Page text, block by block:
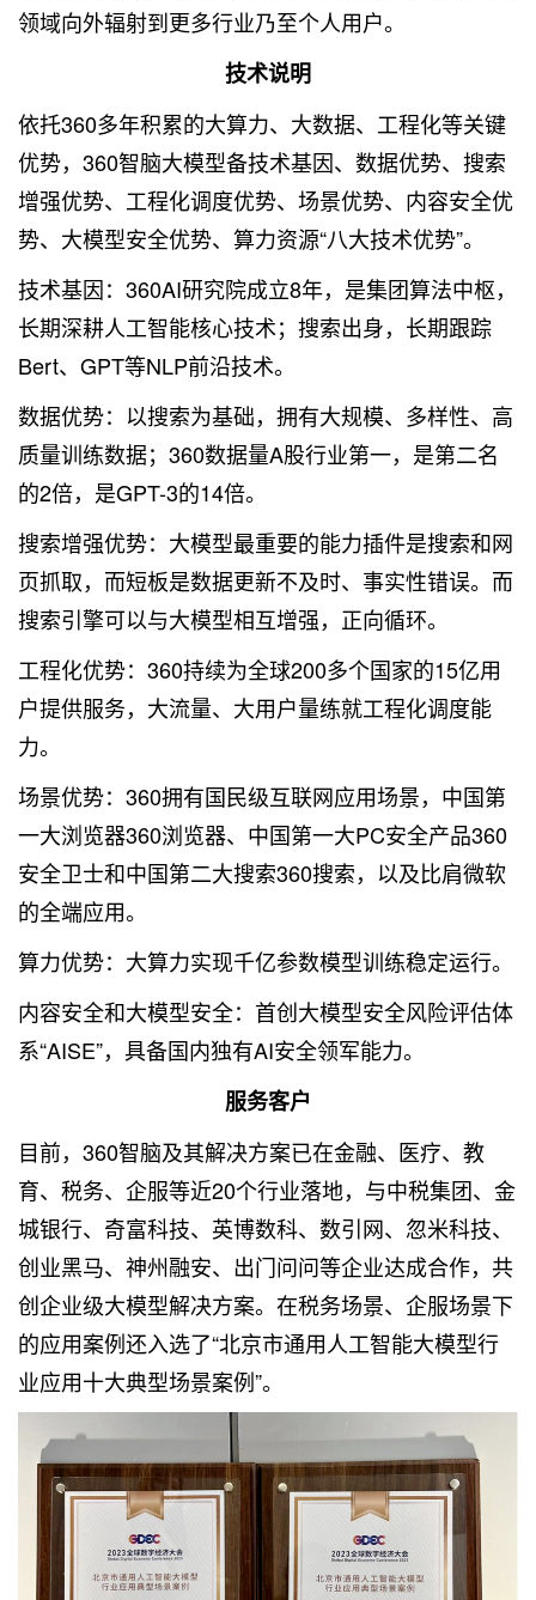
领域向外辐射到更多行业乃至个人用户。
技术说明
依托360多年积累的大算力、大数据、工程化等关键
优势，360智脑大模型备技术基因、数据优势、搜索
增强优势、工程化调度优势、场景优势、内容安全优
势、大模型安全优势、算力资源“八大技术优势”。
技术基因：360AI研究院成立8年，是集团算法中枢，
长期深耕人工智能核心技术；搜索出身，长期跟踪
Bert、GPT等NLP前沿技术。
数据优势：以搜索为基础，拥有大规模、多样性、高
质量训练数据；360数据量A股行业第一，是第二名
的2倍，是GPT-3的14倍。
搜索增强优势：大模型最重要的能力插件是搜索和网
页抓取，而短板是数据更新不及时、事实性错误。而
搜索引擎可以与大模型相互增强，正向循环。
工程化优势：360持续为全球200多个国家的15亿用
户提供服务，大流量、大用户量练就工程化调度能
力。
场景优势：360拥有国民级互联网应用场景，中国第
一大浏览器360浏览器、中国第一大PC安全产品360
安全卫士和中国第二大搜索360搜索，以及比肩微软
的全端应用。
算力优势：大算力实现千亿参数模型训练稳定运行。
内容安全和大模型安全：首创大模型安全风险评估体
系“AISE”，具备国内独有AI安全领军能力。
服务客户
目前，360智脑及其解决方案已在金融、医疗、教
育、税务、企服等近20个行业落地，与中税集团、金
城银行、奇富科技、英博数科、数引网、忽米科技、
创业黑马、神州融安、出门问问等企业达成合作，共
创企业级大模型解决方案。在税务场景、企服场景下
的应用案例还入选了“北京市通用人工智能大模型行
业应用十大典型场景案例”。